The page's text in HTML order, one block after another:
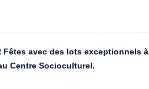
Fêtes avec des lots exceptionnels à
Centre Socioculturel.